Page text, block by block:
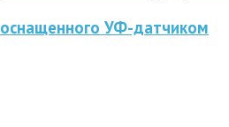
УФ-датчиком